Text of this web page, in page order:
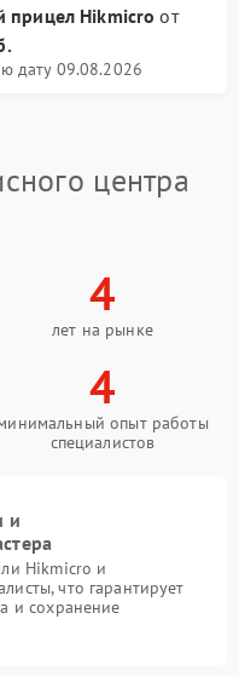
прицел Hikmicro от
дату 09.08.2026
центра
4
лет на рынке
4
опыт работы
специалистов
и
Hikmicro и
что гарантирует
и сохранение